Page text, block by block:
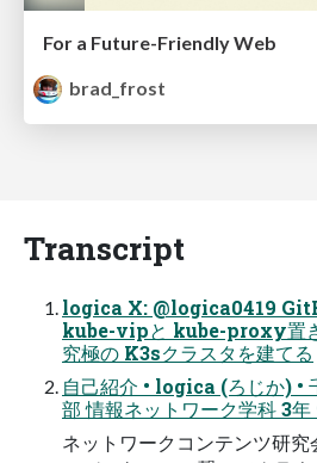
For a Future-Friendly Web
brad_frost
Transcript
logica X: @logica0419
kube-vipと kube-proxy置
究極の K3sクラスタを建てる
自己紹介 • logica (ろじか) •
部 情報ネットワーク学科 3年
ネットワークコンテンツ研究